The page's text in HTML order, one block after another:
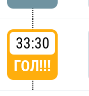
33:30
ГОЛ!!!